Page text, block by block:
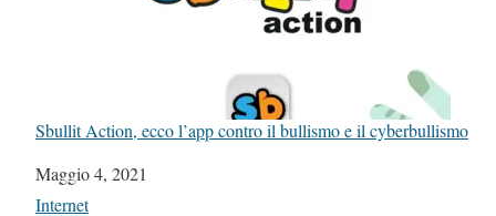
Sbullit Action, ecco l’app contro il bullismo e il cyberbullismo
Data
Maggio 4, 2021
In relazione a
Internet